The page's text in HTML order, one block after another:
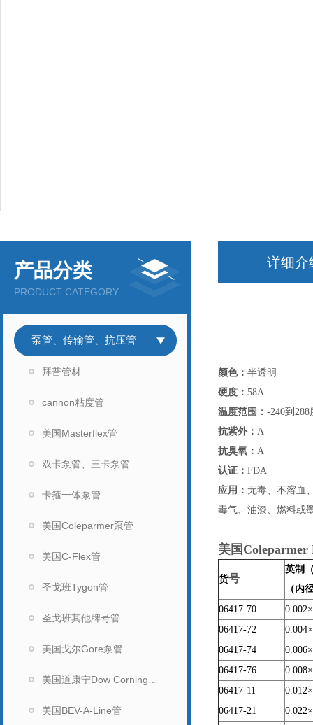
产品分类
PRODUCT CATEGORY
泵管、传输管、抗压管
拜普管材
cannon粘度管
美国Masterflex管
双卡泵管、三卡泵管
卡箍一体泵管
美国Coleparmer泵管
美国C-Flex管
圣戈班Tygon管
圣戈班其他牌号管
美国戈尔Gore泵管
美国BEV-A-Line管
详细介
颜色： 半透明
硬度： 58A
温度范围： -240到288
抗紫外： A
抗臭氧： A
认证： FDA
应用： 无毒、不溶血
毒气、油漆、燃料或
美国
货号
英制
（内
06417-70
0.002
06417-72
0.004
06417-74
0.006
06417-76
0.008
06417-11
0.012
06417-21
0.022